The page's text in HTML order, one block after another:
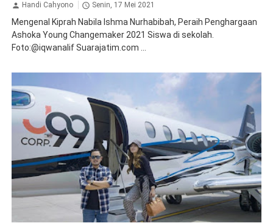
Handi Cahyono Senin, 17 Mei 2021
Mengenal Kiprah Nabila Ishma Nurhabibah, Peraih Penghargaan
Ashoka Young Changemaker 2021 Siswa di sekolah.
Foto:@iqwanalif Suarajatim.com ...